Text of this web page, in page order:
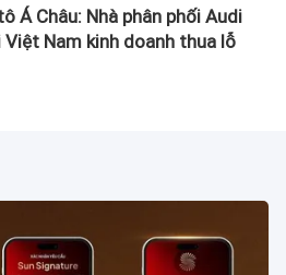
Á Châu: Nhà phân phối Audi
Việt Nam kinh doanh thua lỗ